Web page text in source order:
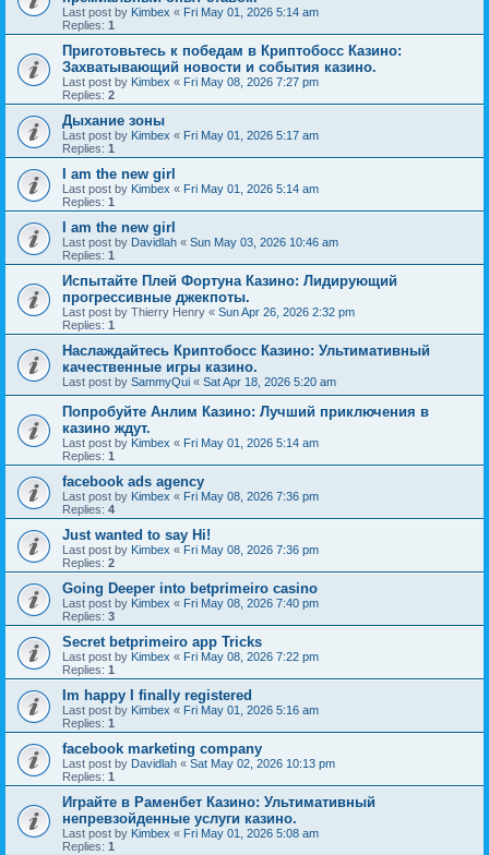
Last post by Kimbex « Fri May 01, 2026 5:14 am
Replies: 1
Приготовьтесь к победам в Криптобосс Казино:
Захватывающий новости и события казино.
Last post by Kimbex « Fri May 08, 2026 7:27 pm
Replies: 2
Дыхание зоны
Last post by Kimbex « Fri May 01, 2026 5:17 am
Replies: 1
I am the new girl
Last post by Kimbex « Fri May 01, 2026 5:14 am
Replies: 1
I am the new girl
Last post by Davidlah « Sun May 03, 2026 10:46 am
Replies: 1
Испытайте Плей Фортуна Казино: Лидирующий
прогрессивные джекпоты.
Last post by Thierry Henry « Sun Apr 26, 2026 2:32 pm
Replies: 1
Наслаждайтесь Криптобосс Казино: Ультимативный
качественные игры казино.
Last post by SammyQui « Sat Apr 18, 2026 5:20 am
Попробуйте Анлим Казино: Лучший приключения в
казино ждут.
Last post by Kimbex « Fri May 01, 2026 5:14 am
Replies: 1
facebook ads agency
Last post by Kimbex « Fri May 08, 2026 7:36 pm
Replies: 4
Just wanted to say Hi!
Last post by Kimbex « Fri May 08, 2026 7:36 pm
Replies: 2
Going Deeper into betprimeiro casino
Last post by Kimbex « Fri May 08, 2026 7:40 pm
Replies: 3
Secret betprimeiro app Tricks
Last post by Kimbex « Fri May 08, 2026 7:22 pm
Replies: 1
Im happy I finally registered
Last post by Kimbex « Fri May 01, 2026 5:16 am
Replies: 1
facebook marketing company
Last post by Davidlah « Sat May 02, 2026 10:13 pm
Replies: 1
Играйте в Раменбет Казино: Ультимативный
непревзойденные услуги казино.
Last post by Kimbex « Fri May 01, 2026 5:08 am
Replies: 1